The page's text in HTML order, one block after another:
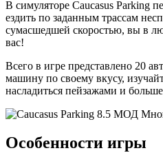
В симуляторе Caucasus Parking
ездить по заданным трассам
сумасшедшей скоростью, вы в
вас!
Всего в игре представлено 20
машину по своему вкусу,
насладиться пейзажами и
Особенности игры